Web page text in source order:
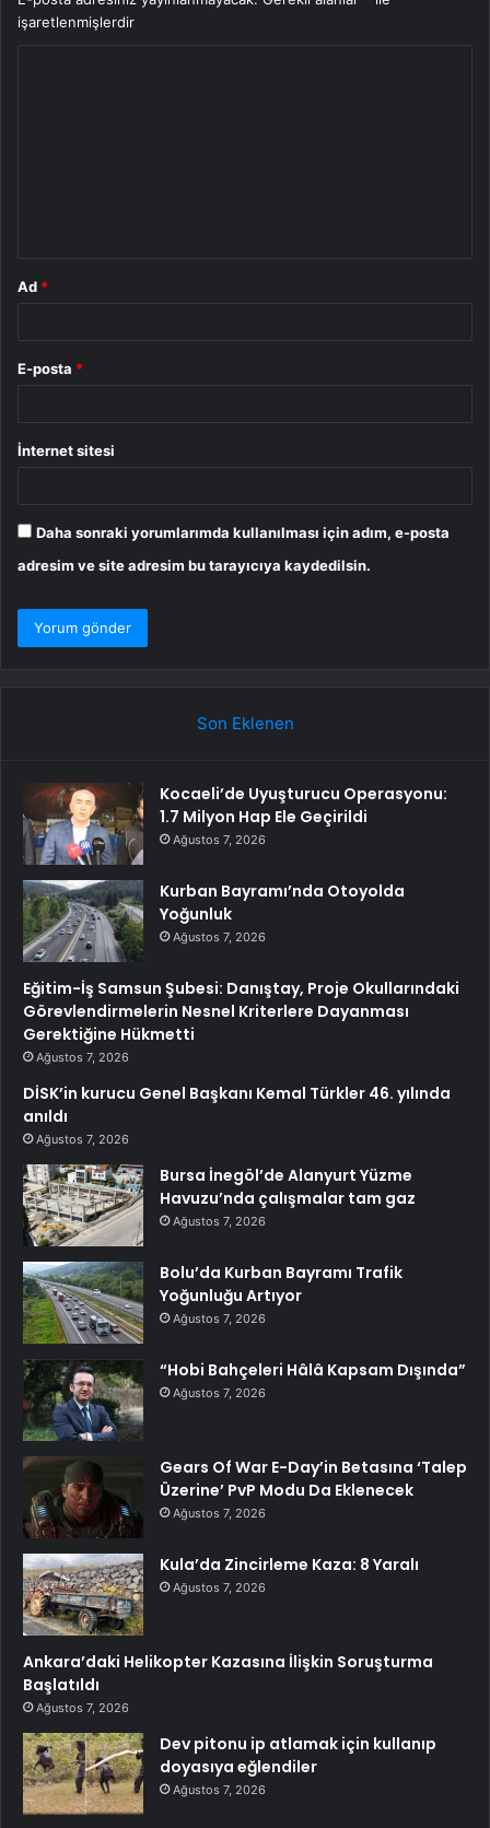
işaretlenmişlerdir
Ad *
E-posta *
İnternet sitesi
Daha sonraki yorumlarımda kullanılması için adım, e-posta
adresim ve site adresim bu tarayıcıya kaydedilsin.
Son Eklenen
Kocaeli’de Uyuşturucu Operasyonu:
1.7 Milyon Hap Ele Geçirildi
Ağustos 7, 2026
Kurban Bayramı’nda Otoyolda
Yoğunluk
Ağustos 7, 2026
Eğitim-İş Samsun Şubesi: Danıştay, Proje Okullarındaki
Görevlendirmelerin Nesnel Kriterlere Dayanması
Gerektiğine Hükmetti
Ağustos 7, 2026
DİSK’in kurucu Genel Başkanı Kemal Türkler 46. yılında
anıldı
Ağustos 7, 2026
Bursa İnegöl’de Alanyurt Yüzme
Havuzu’nda çalışmalar tam gaz
Ağustos 7, 2026
Bolu’da Kurban Bayramı Trafik
Yoğunluğu Artıyor
Ağustos 7, 2026
“Hobi Bahçeleri Hâlâ Kapsam Dışında”
Ağustos 7, 2026
Gears Of War E-Day’in Betasına ‘Talep
Üzerine’ PvP Modu Da Eklenecek
Ağustos 7, 2026
Kula’da Zincirleme Kaza: 8 Yaralı
Ağustos 7, 2026
Ankara’daki Helikopter Kazasına İlişkin Soruşturma
Başlatıldı
Ağustos 7, 2026
Dev pitonu ip atlamak için kullanıp
doyasıya eğlendiler
Ağustos 7, 2026